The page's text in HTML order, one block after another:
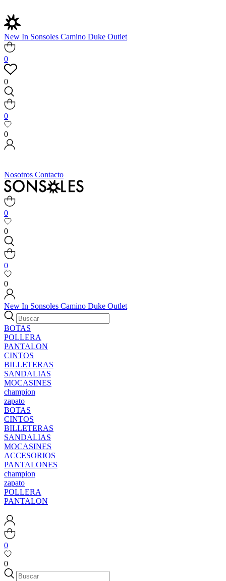
New In Sonsoles Camino Duke Outlet
0
0
0
0
Nosotros Contacto
0
0
0
0
New In Sonsoles Camino Duke Outlet
BOTAS
POLLERA
PANTALON
CINTOS
BILLETERAS
SANDALIAS
MOCASINES
champion
zapato
BOTAS
CINTOS
BILLETERAS
SANDALIAS
MOCASINES
ACCESORIOS
PANTALONES
champion
zapato
POLLERA
PANTALON
0
0